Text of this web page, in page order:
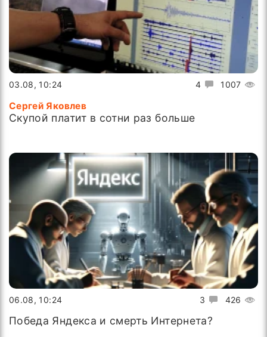
4 1007
03.08, 10:24
Сергей Яковлев
Скупой платит в сотни раз больше
3 426
06.08, 10:24
Победа Яндекса и смерть Интернета?